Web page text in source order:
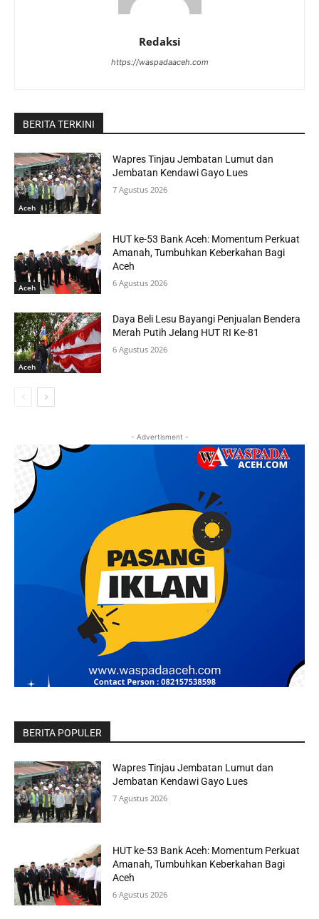
Redaksi
https://waspadaaceh.com
BERITA TERKINI
Aceh
Wapres Tinjau Jembatan Lumut dan
Jembatan Kendawi Gayo Lues
7 Agustus 2026
Aceh
HUT ke-53 Bank Aceh: Momentum Perkuat
Amanah, Tumbuhkan Keberkahan Bagi
Aceh
6 Agustus 2026
Aceh
Daya Beli Lesu Bayangi Penjualan Bendera
Merah Putih Jelang HUT RI Ke-81
6 Agustus 2026
- Advertisment -
BERITA POPULER
Wapres Tinjau Jembatan Lumut dan
Jembatan Kendawi Gayo Lues
7 Agustus 2026
HUT ke-53 Bank Aceh: Momentum Perkuat
Amanah, Tumbuhkan Keberkahan Bagi
Aceh
6 Agustus 2026